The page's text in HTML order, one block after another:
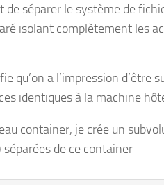
de séparer le système de
isolant complètement les
qu’on a l’impression
identiques à la machine
container, je crée un
de ce container